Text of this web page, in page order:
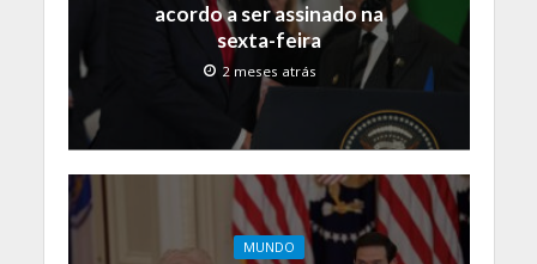
acordo a ser assinado na
sexta-feira
2 meses atrás
MUNDO